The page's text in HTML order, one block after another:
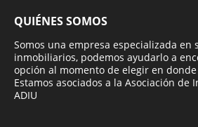
QUIÉNES SOMOS
Somos una empresa especializada en
inmobiliarios, podemos ayudarlo a
opción al momento de elegir en
Estamos asociados a la Asociación de
ADIU